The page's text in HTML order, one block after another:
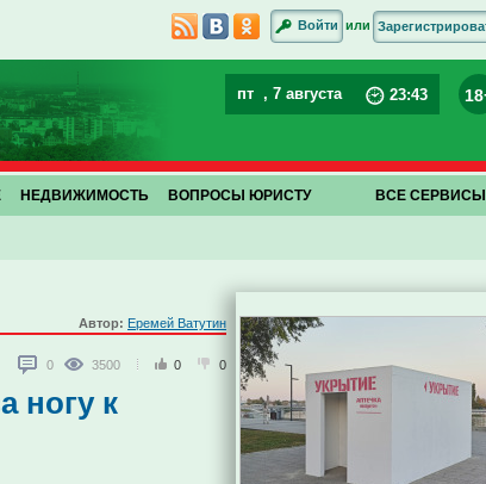
Войти или
пт , 7 августа 23:43
НЕДВИЖИМОСТЬ ВОПРОСЫ ЮРИСТУ ВСЕ СЕРВИСЫ
Автор: Еремей Ватутин
0 3500 0 0
ногу к